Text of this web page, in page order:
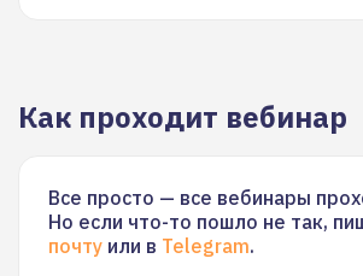
Как проходит вебинар
Все просто — все вебинары
Но если что-то пошло не так,
почту или в Telegram.